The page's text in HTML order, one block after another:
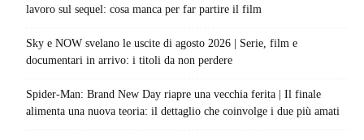
lavoro sul sequel: cosa manca per far partire il film
Sky e NOW svelano le uscite di agosto 2026 | Serie, film e
documentari in arrivo: i titoli da non perdere
Spider-Man: Brand New Day riapre una vecchia ferita | Il finale
alimenta una nuova teoria: il dettaglio che coinvolge i due più amati